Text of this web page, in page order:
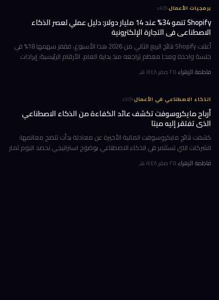
برمجيات الأعمال·
6د
Shopify تنمو 34% عند 14 مليار دولار: دليل عملي لعصر الذكاء
الاصطناعي في التجارة الإلكترونية
أعلنت Shopify نتائج الربع الثاني من 2026 هذا الأسبوع، فقفز سهمها 18% في
جلسة واحدة ومحا معظم تراجعه منذ بداية العام. الأرقام الرئيسية: إيرادات
ربعية 3.58 مليار دولار بنمو 34%، وحجم بضائع إجمالي GMV بل
فاطمة الزهراء·٢٥ صفر ١٤٤٨ هـ
الذكاء الاصطناعي في الأعمال·
5د
أرباح مايكروسوفت تكشف عائد الكفاءة من الذكاء الاصطناعي
الذي تفتقر إليه ميتا
كشفت نتائج مايكروسوفت المالية الأخيرة عن معادلة بدأت تتضح معالمها:
الشركات التي تستثمر في الذكاء الاصطناعي بوضوح استراتيجي تحصد اليوم ثمار
الكفاءة وخفض التكاليف، بينما تتعثر أخرى في تحويل إنفاقها الضخ
فاطمة الزهراء·٢٥ صفر ١٤٤٨ هـ